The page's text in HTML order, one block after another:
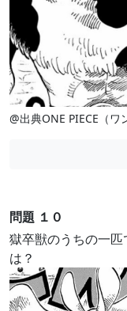
@出典ONE PIECE（ワ
問題 １０
獄卒獣のうちの一
は？